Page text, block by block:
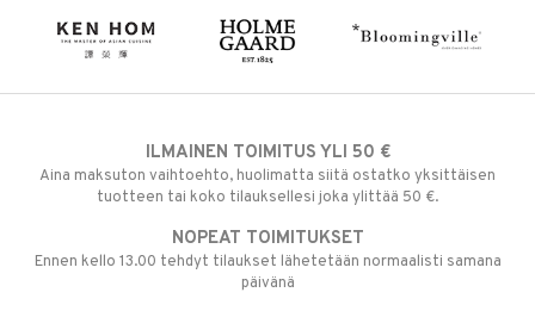
ILMAINEN TOIMITUS YLI 50 €
Aina maksuton vaihtoehto, huolimatta siitä ostatko yksittäisen
tuotteen tai koko tilauksellesi joka ylittää 50 €.
NOPEAT TOIMITUKSET
Ennen kello 13.00 tehdyt tilaukset lähetetään normaalisti samana
päivänä